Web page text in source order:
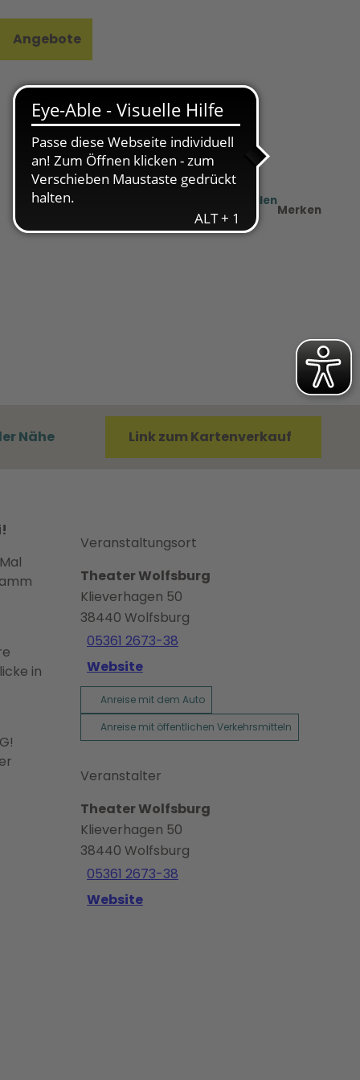
Angebote
PDF
Teilen
Merken
Nähe Link zum Kartenverkauf
in
Veranstaltungsort
Theater Wolfsburg
Klieverhagen 50
38440 Wolfsburg
05361 2673-38
Website
Anreise mit dem Auto
Anreise mit öffentlichen Verkehrsmitteln
Veranstalter
Theater Wolfsburg
Klieverhagen 50
38440 Wolfsburg
05361 2673-38
Website